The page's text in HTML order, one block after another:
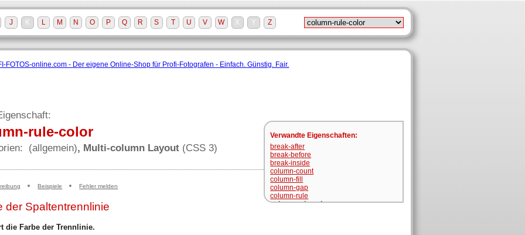
rule-color
(allgemein), Multi-column Layout (CSS 3)
Beispiele Fehler melden
der Spaltentrennlinie
die Farbe der Trennlinie.
Verwandte Eigenschaften:
break-after
break-before
break-inside
column-count
column-fill
column-gap
column-rule
column-rule-color
J K L M N O P Q R S T U V W X Y Z